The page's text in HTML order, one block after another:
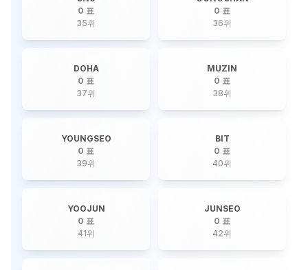
0 표
35위
0 표
36위
DOHA
0 표
37위
MUZIN
0 표
38위
YOUNGSEO
0 표
39위
BIT
0 표
40위
YOOJUN
0 표
41위
JUNSEO
0 표
42위